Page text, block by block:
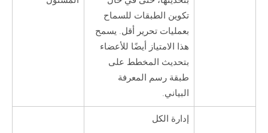
تكوين الطبقات للسماح
بعمليات تحرير أقل. يسمح
هذا الامتياز أيضًا للأعضاء
بتحديث المخطط على
طبقة رسم المعرفة
البياني.
إدارة الكل